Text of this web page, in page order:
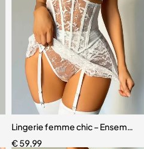
soutien-gorge et accessoires
Lingerie femme chic –
€ 59,99